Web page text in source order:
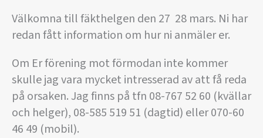
Välkomna till fäkthelgen den 27  28 mars. Ni har
redan fått information om hur ni anmäler er.
Om Er förening mot förmodan inte kommer
skulle jag vara mycket intresserad av att få reda
på orsaken. Jag finns på tfn 08-767 52 60 (kvällar
och helger), 08-585 519 51 (dagtid) eller 070-60
46 49 (mobil).